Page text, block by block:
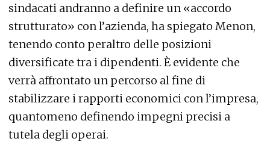
sindacati andranno a definire un «accordo
strutturato» con l’azienda, ha spiegato Menon,
tenendo conto peraltro delle posizioni
diversificate tra i dipendenti. È evidente che
verrà affrontato un percorso al fine di
stabilizzare i rapporti economici con l’impresa,
quantomeno definendo impegni precisi a
tutela degli operai.